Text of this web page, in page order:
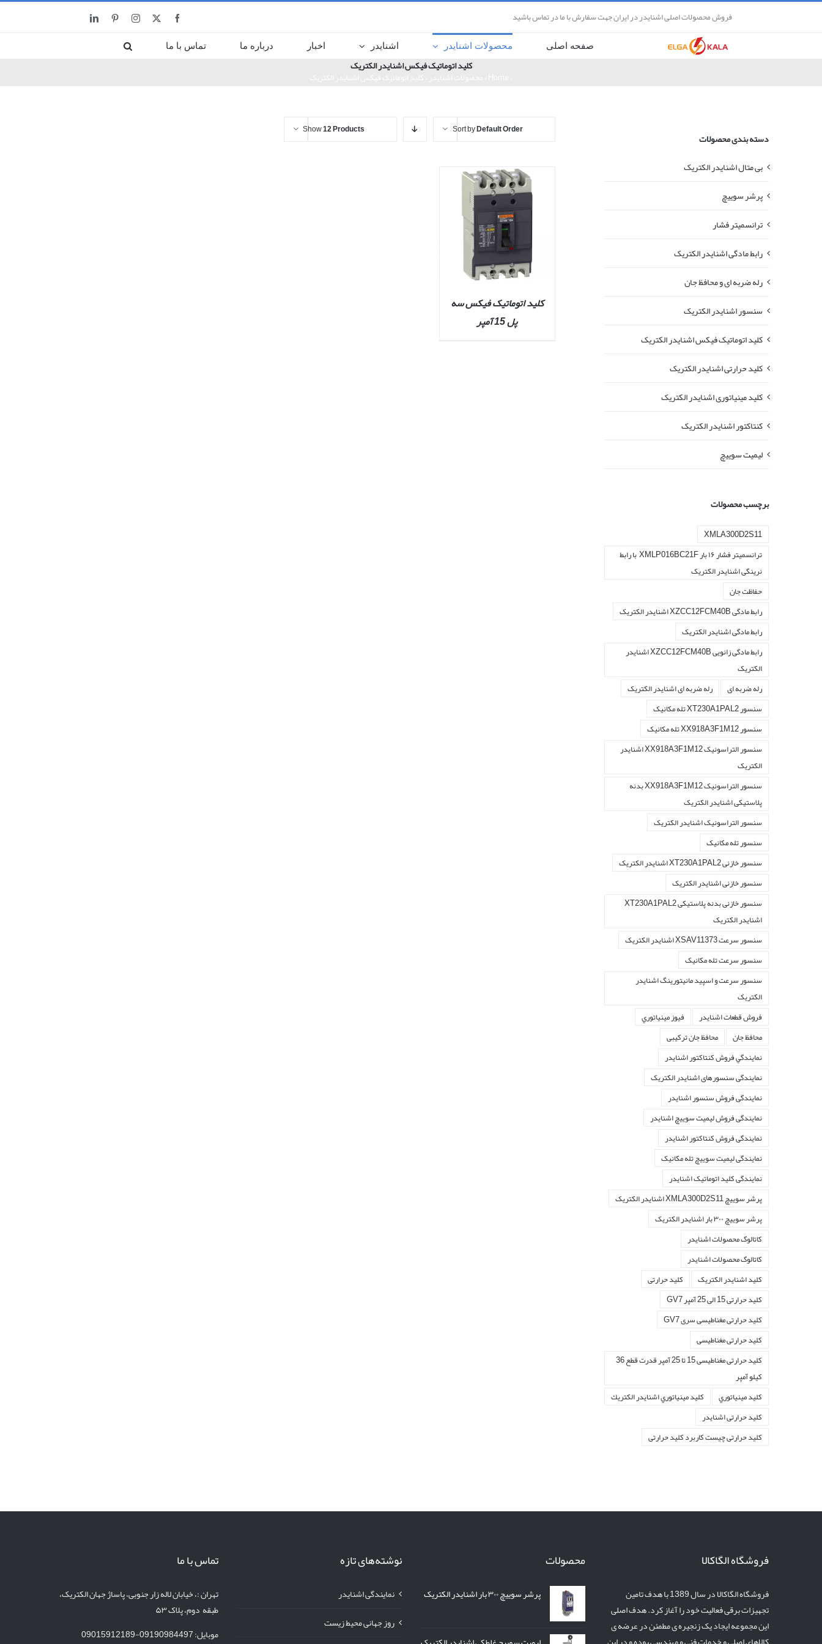
Skip
فروش محصولات اصلی اشنایدر در ایران جهت سفارش با ما در تماس باشید Facebook
X
Instagram
Pinterest
LinkedIn
صفحه اصلی محصولات اشنایدر اشنایدر اخبار درباره ما تماس با ما
کلید اتوماتیک فیکس اشنایدر الکتریک
Sort byDefault Order
Show12 Products
کليد اتوماتيک فیکس سه
پل 15 آمپر
دسته بندی محصولات
بی متال اشنایدر الکتریک
پرشر سوییچ
ترانسمیتر فشار
رابط مادگی اشنایدر الکتریک
رله ضربه ای و محافظ جان
سنسور اشنایدر الکتریک
کلید اتوماتیک فیکس اشنایدر الکتریک
کلید حرارتی اشنایدر الکتریک
کلید مينياتوری اشنایدر الکتریک
کنتاکتور اشنایدر الکتریک
لیمیت سوییچ
برچسب محصولات
XMLA300D2S11
ترانسمیتر فشار ۱۶ بار XMLP016BC21F با رابط
نرینگی اشنایدر الکتریک
حفاظت جان
رابط مادگی XZCC12FCM40B اشنایدر الکتریک
رابط مادگی اشنایدر الکتریک
رابط مادگی زانویی XZCC12FCM40B اشنایدر
الکتریک
رله ضربه ای
رله ضربه ای اشنایدر الکتریک
سنسور XT230A1PAL2 تله مکانیک
سنسور XX918A3F1M12 تله مکانیک
سنسور التراسونیک XX918A3F1M12 اشنایدر
الکتریک
سنسور التراسونیک XX918A3F1M12 بدنه
پلاستیکی اشنایدر الکتریک
سنسور التراسونیک اشنایدر الکتریک
سنسور تله مکانیک
سنسور خازنی XT230A1PAL2 اشنایدر الکتریک
سنسور خازنی اشنایدر الکتریک
سنسور خازنی بدنه پلاستیکی XT230A1PAL2
اشنایدر الکتریک
سنسور سرعت XSAV11373 اشنایدر الکتریک
سنسور سرعت تله مکانیک
سنسور سرعت و اسپید مانیتورینگ اشنایدر
الکتریک
فروش قطعات اشنايدر
فيوز مينياتوري
محافظ جان
محافظ جان ترکیبی
نمايندگي فروش کنتاکتور اشنايدر
نمایندگی سنسورهای اشنایدر الکتریک
نمایندگی فروش سنسور اشنایدر
نمایندگی فروش لیمیت سوییچ اشنایدر
نمایندگی فروش کنتاکتور اشنایدر
نمایندگی لیمیت سوییچ تله مکانیک
نمایندگی کلید اتوماتیک اشنایدر
پرشر سوییچ XMLA300D2S11 اشنایدر الکتریک
پرشر سوییچ ۳۰۰ بار اشنایدر الکتریک
کاتالوگ محصولات اشنايدر
کاتالوگ محصولات اشنایدر
کليد اشنايدر الکتريک
کليد حرارتی
کليد حرارتی 15 الی 25 آمپر GV7
کليد حرارتی مغناطيسی سری GV7
کليد حرارتی مغناطیسی
کليد حرارتی مغناطیسی 15 تا 25 آمپر قدرت قطع 36
کیلو آمپر
کليد مينياتوري
کليد مينياتوري اشنايدر الكتريك
کلید حرارتی اشنایدر
کلید حرارتی چیست کاربرد کلید حرارتی
فروشگاه الگاکالا
فروشگاه الگاکالا در سال 1389 با هدف تامین
تجهیزات برقی فعالیت خود را آغاز کرد. هدف اصلی
این مجموعه ایجاد یک زنجیره ی مطمئن در عرضه ی
محصولات
پرشر سوییچ ۳۰۰ بار اشنایدر الکتریک
نوشته‌های تازه
نمایندگی اشنایدر
روز جهانی محیط زیست
تماس با ما
تهران :، خیابان لاله زار جنوبی، پاساژ جهان الکتریک،
طبقه دوم، پلاک ۵۳
موبایل: 09190984497-09015912189